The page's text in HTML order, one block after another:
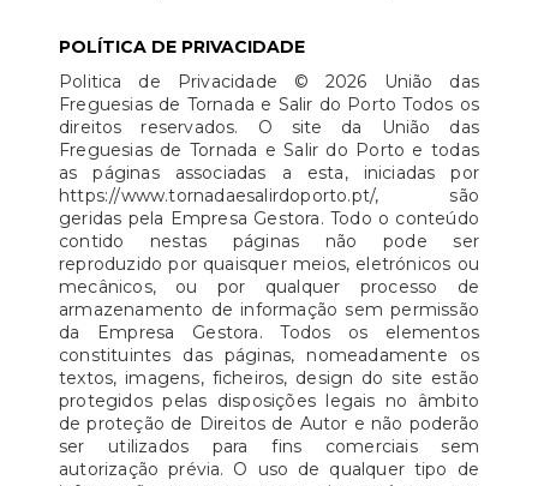
POLÍTICA DE PRIVACIDADE
Politica de Privacidade © 2026 União das
Freguesias de Tornada e Salir do Porto Todos os
direitos reservados. O site da União das
Freguesias de Tornada e Salir do Porto e todas
as páginas associadas a esta, iniciadas por
https://www.tornadaesalirdoporto.pt/, são
geridas pela Empresa Gestora. Todo o conteúdo
contido nestas páginas não pode ser
reproduzido por quaisquer meios, eletrónicos ou
mecânicos, ou por qualquer processo de
armazenamento de informação sem permissão
da Empresa Gestora. Todos os elementos
constituintes das páginas, nomeadamente os
textos, imagens, ficheiros, design do site estão
protegidos pelas disposições legais no âmbito
de proteção de Direitos de Autor e não poderão
ser utilizados para fins comerciais sem
autorização prévia. O uso de qualquer tipo de